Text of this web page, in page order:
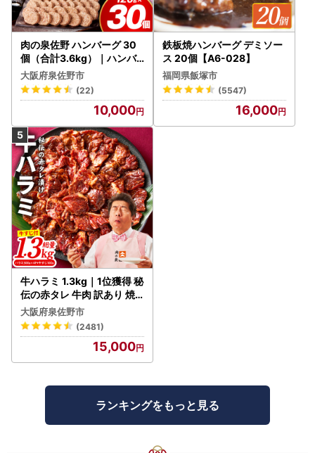
肉の泉佐野 ハンバーグ 30
個（合計3.6kg）｜ハンバ
ーグ 訳あり 黒毛和牛×なに
わポーク
大阪府泉佐野市
(22)
10,000
鉄板焼ハンバーグ デミソー
ス 20個【A6-028】
福岡県飯塚市
(5547)
16,000
牛ハラミ 1.3kg｜1位獲得 秘
伝の赤タレ 牛肉 訳あり 焼
肉 BBQ
大阪府泉佐野市
(2481)
15,000
ランキングをもっと見る